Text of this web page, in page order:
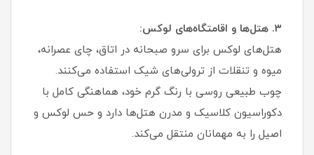
۳. هتل‌ها و اقامتگاه‌های لوکس:
هتل‌های لوکس برای سرو صبحانه در اتاق، چای عصرانه،
میوه و تنقلات از ترولی‌های شیک استفاده می‌کنند.
چوب طبیعی روسی با رنگ گرم خود، هماهنگی کامل با
دکوراسیون کلاسیک و مدرن هتل‌ها دارد و حس لوکس و
اصیل را به مهمانان منتقل می‌کند.